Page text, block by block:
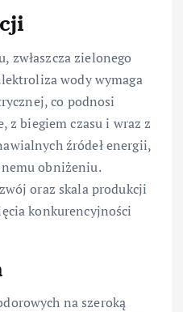
zwłaszcza zielonego
wody wymaga
co podnosi
z biegiem czasu i wraz z
źródeł energii,
obniżeniu.
oraz skala produkcji
konkurencyjności
na szeroką